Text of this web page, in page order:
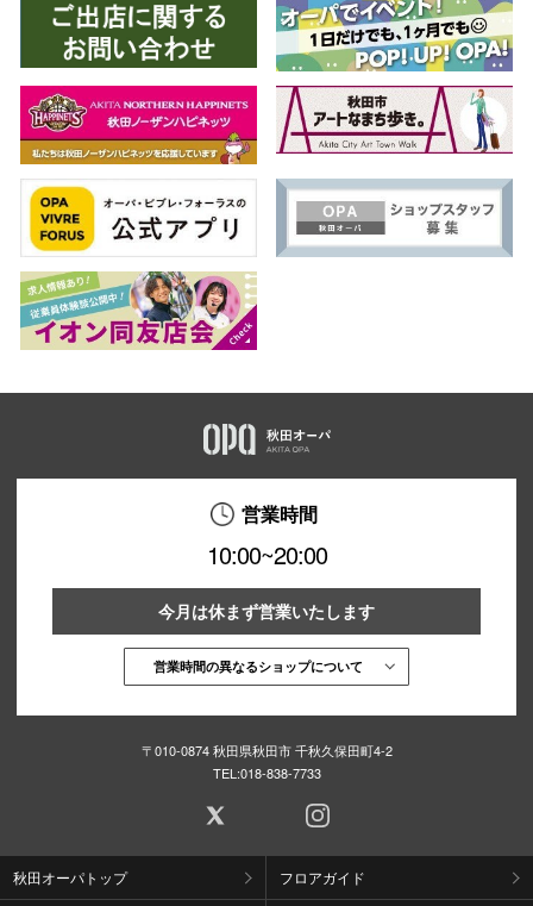
営業時間
10:00~20:00
今月は休まず営業いたします
営業時間の異なるショップについて
〒010-0874 秋田県秋田市 千秋久保田町4-2
TEL:018-838-7733
秋田オーパトップ フロアガイド